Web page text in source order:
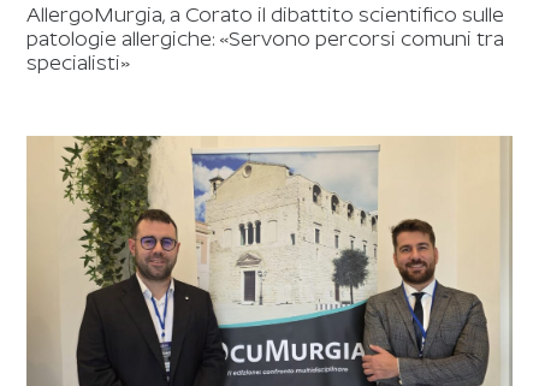
AllergoMurgia, a Corato il dibattito scientifico sulle
patologie allergiche: «Servono percorsi comuni tra
specialisti»